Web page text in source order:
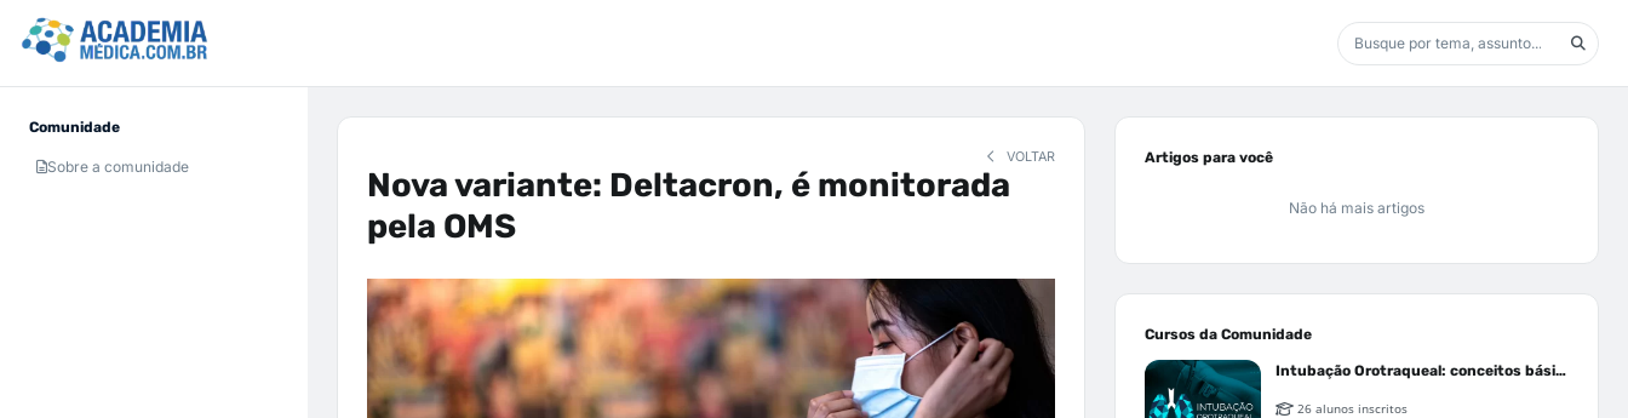
Comunidade
Sobre a comunidade
VOLTAR
Nova variante: Deltacron, é monitorada
pela OMS
Artigos para você
Não há mais artigos
Cursos da Comunidade
Intubação Orotraqueal: conceitos básicos
26 alunos inscritos